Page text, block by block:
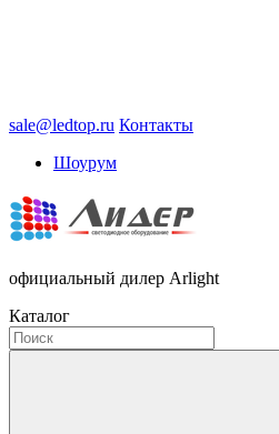
sale@ledtop.ru Контакты
Шоурум
официальный дилер Arlight
Каталог